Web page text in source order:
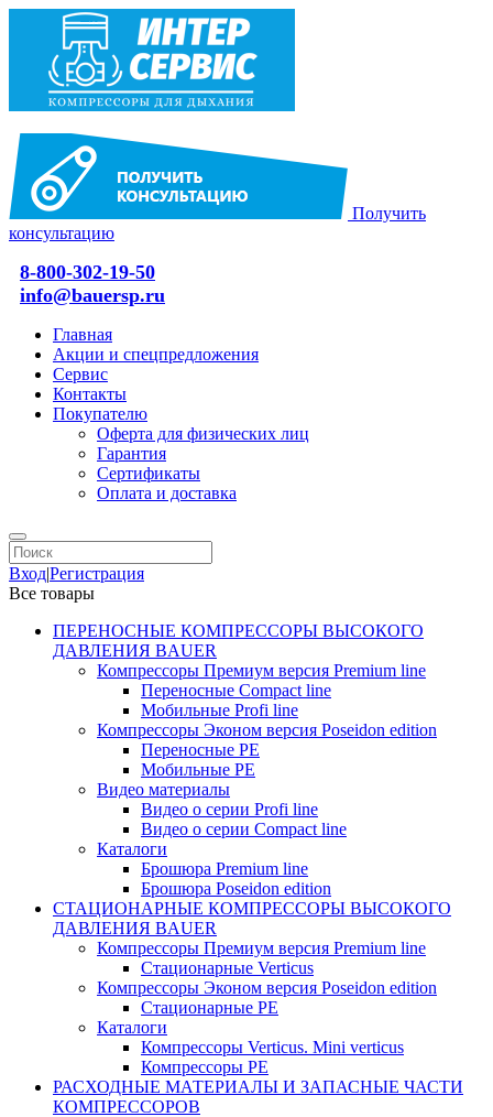
Получить
консультацию
8-800-302-19-50
info@bauersp.ru
Главная
Акции и спецпредложения
Сервис
Контакты
Покупателю
Оферта для физических лиц
Гарантия
Сертификаты
Оплата и доставка
Вход|Регистрация
Все товары
ПЕРЕНОСНЫЕ КОМПРЕССОРЫ ВЫСОКОГО
ДАВЛЕНИЯ BAUER
Компрессоры Премиум версия Premium line
Переносные Compact line
Мобильные Profi line
Компрессоры Эконом версия Poseidon edition
Переносные PE
Мобильные PE
Видео материалы
Видео о серии Profi line
Видео о серии Compact line
Каталоги
Брошюра Premium line
Брошюра Poseidon edition
СТАЦИОНАРНЫЕ КОМПРЕССОРЫ ВЫСОКОГО
ДАВЛЕНИЯ BAUER
Компрессоры Премиум версия Premium line
Стационарные Verticus
Компрессоры Эконом версия Poseidon edition
Стационарные PE
Каталоги
Компрессоры Verticus. Mini verticus
Компрессоры PE
РАСХОДНЫЕ МАТЕРИАЛЫ И ЗАПАСНЫЕ ЧАСТИ
КОМПРЕССОРОВ